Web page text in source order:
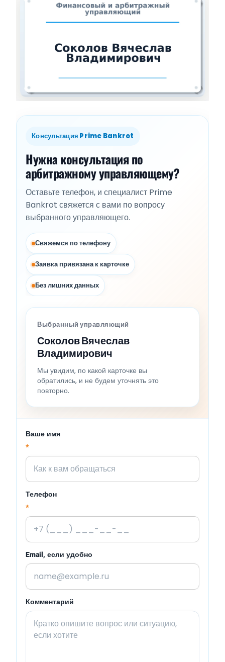
Консультация Prime Bankrot
Нужна консультация по
арбитражному управляющему?
Оставьте телефон, и специалист Prime
Bankrot свяжется с вами по вопросу
выбранного управляющего.
Свяжемся по телефону
Заявка привязана к карточке
Без лишних данных
Выбранный управляющий
Соколов Вячеслав
Владимирович
Мы увидим, по какой карточке вы
обратились, и не будем уточнять это
повторно.
Ваше имя
*
Телефон
*
Email, если удобно
Комментарий